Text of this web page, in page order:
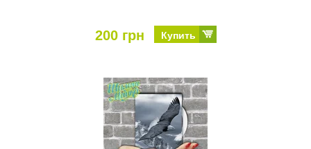
200 грн Купить